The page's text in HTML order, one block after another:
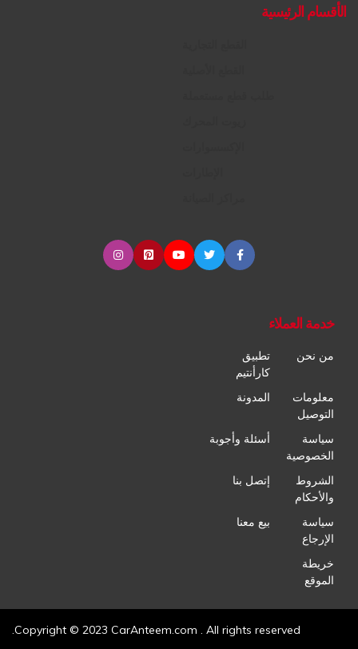
الأقسام الرئيسية
خدمة العملاء
من نحن
تطبيق
كارأنتيم
معلومات
التوصيل
المدونة
سياسة
الخصوصية
أسئلة وأجوبة
الشروط
والأحكام
إتصل بنا
سياسة
الإرجاع
بيع معنا
خريطة
الموقع
Copyright © 2023 CarAnteem.com . All rights reserved.